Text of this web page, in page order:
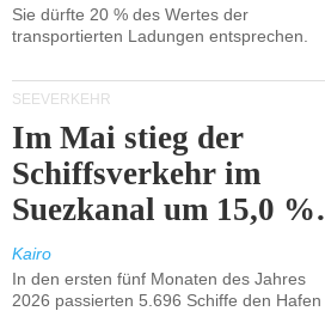
Sie dürfte 20 % des Wertes der
transportierten Ladungen entsprechen.
SEEVERKEHR
Im Mai stieg der
Schiffsverkehr im
Suezkanal um 15,0 %.
Kairo
In den ersten fünf Monaten des Jahres
2026 passierten 5.696 Schiffe den Hafen